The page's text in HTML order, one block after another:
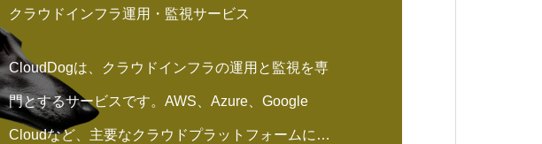
クラウドインフラ運用・監視サービス
CloudDogは、クラウドインフラの運用と監視を専
門とするサービスです。AWS、Azure、Google
Cloudなど、主要なクラウドプラットフォームに対